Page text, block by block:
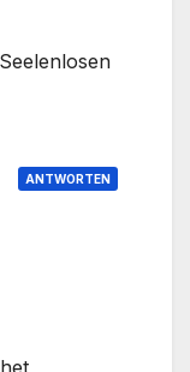
ANTWORTEN